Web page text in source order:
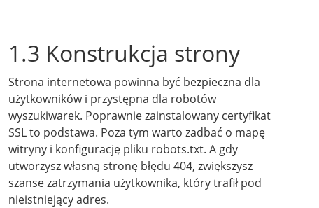
1.3 Konstrukcja strony
Strona internetowa powinna być bezpieczna dla
użytkowników i przystępna dla robotów
wyszukiwarek. Poprawnie zainstalowany certyfikat
SSL to podstawa. Poza tym warto zadbać o mapę
witryny i konfigurację pliku robots.txt. A gdy
utworzysz własną stronę błędu 404, zwiększysz
szanse zatrzymania użytkownika, który trafił pod
nieistniejący adres.